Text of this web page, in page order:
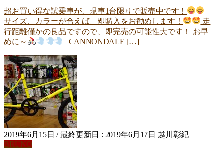
超お買い得な試乗車が、現車1台限りで販売中です！
サイズ、カラーが合えば、即購入をお勧めします！
走
行距離僅かの良品ですので、即完売の可能性大です！ お早
めに～
CANNONDALE […]
2019年6月15日 / 最終更新日 : 2019年6月17日 越川彰紀
BRUNO